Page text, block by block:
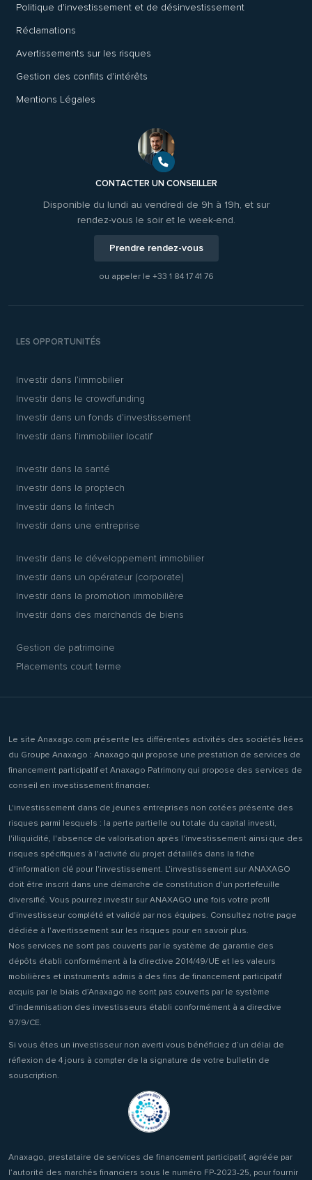
Politique d'investissement et de désinvestissement
Réclamations
Avertissements sur les risques
Gestion des conflits d'intérêts
Mentions Légales
CONTACTER UN CONSEILLER
Disponible du lundi au vendredi de 9h à 19h, et sur
rendez-vous le soir et le week-end.
Prendre rendez-vous
ou appeler le +33 1 84 17 41 76
LES OPPORTUNITÉS
Investir dans l’immobilier
Investir dans le crowdfunding
Investir dans un fonds d’investissement
Investir dans l’immobilier locatif
Investir dans la santé
Investir dans la proptech
Investir dans la fintech
Investir dans une entreprise
Investir dans le développement immobilier
Investir dans un opérateur (corporate)
Investir dans la promotion immobilière
Investir dans des marchands de biens
Gestion de patrimoine
Placements court terme
Le site Anaxago.com présente les différentes activités des sociétés liées
du Groupe Anaxago : Anaxago qui propose une prestation de services de
financement participatif et Anaxago Patrimony qui propose des services de
conseil en investissement financier.
L'investissement dans de jeunes entreprises non cotées présente des
risques parmi lesquels : la perte partielle ou totale du capital investi,
l'illiquidité, l'absence de valorisation après l'investissement ainsi que des
risques spécifiques à l'activité du projet détaillés dans la fiche
d'information clé pour l'investissement. L'investissement sur ANAXAGO
doit être inscrit dans une démarche de constitution d'un portefeuille
diversifié. Vous pourrez investir sur ANAXAGO une fois votre profil
d'investisseur complété et validé par nos équipes. Consultez notre page
dédiée à l'avertissement sur les risques pour en savoir plus.
Nos services ne sont pas couverts par le système de garantie des
dépôts établi conformément à la directive 2014/49/UE et les valeurs
mobilières et instruments admis à des fins de financement participatif
acquis par le biais d’Anaxago ne sont pas couverts par le système
d’indemnisation des investisseurs établi conformément à a directive
97/9/CE.
Si vous êtes un investisseur non averti vous bénéficiez d’un délai de
réflexion de 4 jours à compter de la signature de votre bulletin de
souscription.
Anaxago, prestataire de services de financement participatif, agréée par
l’autorité des marchés financiers sous le numéro FP-2023-25, pour fournir